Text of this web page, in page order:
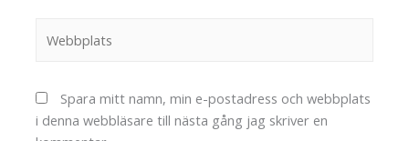
Spara mitt namn, min e-postadress och webbplats
i denna webbläsare till nästa gång jag skriver en